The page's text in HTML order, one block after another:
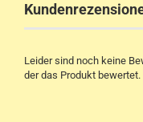
Leider sind noch keine
der das Produkt bewertet.